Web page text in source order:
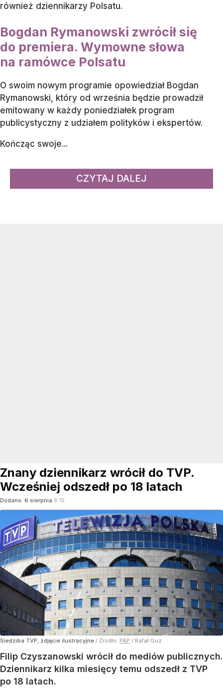
również dziennikarzy Polsatu.
Bogdan Rymanowski zwrócił się
do premiera. Wymowne słowa
na ramówce Polsatu
O swoim nowym programie opowiedział Bogdan
Rymanowski, który od września będzie prowadził
emitowany w każdy poniedziałek program
publicystyczny z udziałem polityków i ekspertów.
Kończąc swoje...
CZYTAJ DALEJ
Znany dziennikarz wrócił do TVP.
Wcześniej odszedł po 18 latach
Dodano: 6 sierpnia 8:15
Siedziba TVP, zdjęcie ilustracyjne / Źródło: PAP / Rafał Guz
Filip Czyszanowski wrócił do mediów publicznych.
Dziennikarz kilka miesięcy temu odszedł z TVP
po 18 latach.